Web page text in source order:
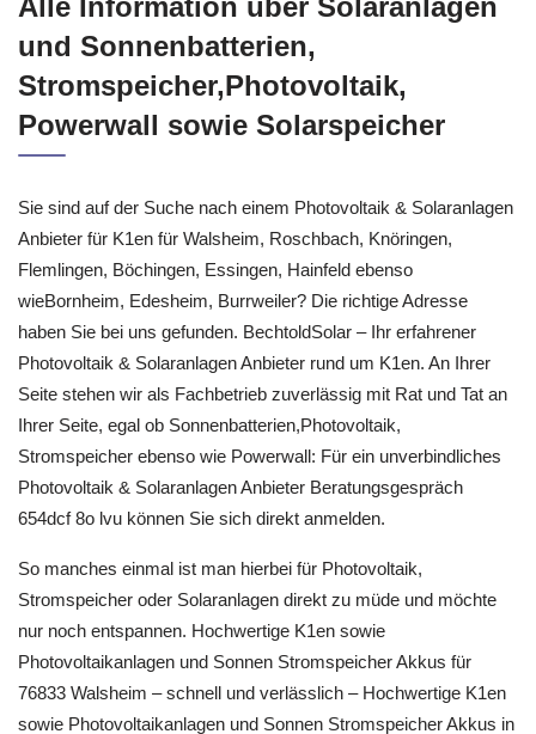
und Sonnenbatterien,
Stromspeicher,Photovoltaik,
Powerwall sowie Solarspeicher
Sie sind auf der Suche nach einem Photovoltaik & Solaranlagen
Anbieter für K1en für Walsheim, Roschbach, Knöringen,
Flemlingen, Böchingen, Essingen, Hainfeld ebenso
wieBornheim, Edesheim, Burrweiler? Die richtige Adresse
haben Sie bei uns gefunden. BechtoldSolar – Ihr erfahrener
Photovoltaik & Solaranlagen Anbieter rund um K1en. An Ihrer
Seite stehen wir als Fachbetrieb zuverlässig mit Rat und Tat an
Ihrer Seite, egal ob Sonnenbatterien,Photovoltaik,
Stromspeicher ebenso wie Powerwall: Für ein unverbindliches
Photovoltaik & Solaranlagen Anbieter Beratungsgespräch
654dcf 8o lvu können Sie sich direkt anmelden.
So manches einmal ist man hierbei für Photovoltaik,
Stromspeicher oder Solaranlagen direkt zu müde und möchte
nur noch entspannen. Hochwertige K1en sowie
Photovoltaikanlagen und Sonnen Stromspeicher Akkus für
76833 Walsheim – schnell und verlässlich – Hochwertige K1en
sowie Photovoltaikanlagen und Sonnen Stromspeicher Akkus in